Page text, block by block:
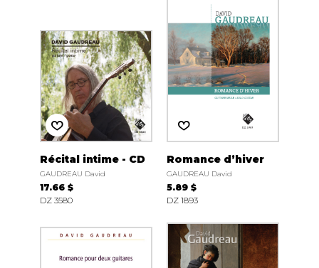
Récital intime - CD
GAUDREAU David
17.66 $
DZ 3580
Romance d’hiver
GAUDREAU David
5.89 $
DZ 1893